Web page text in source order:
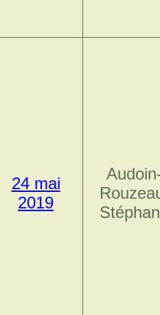
24 mai
2019